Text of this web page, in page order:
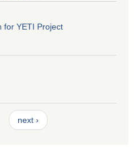
for YETI Project
next ›